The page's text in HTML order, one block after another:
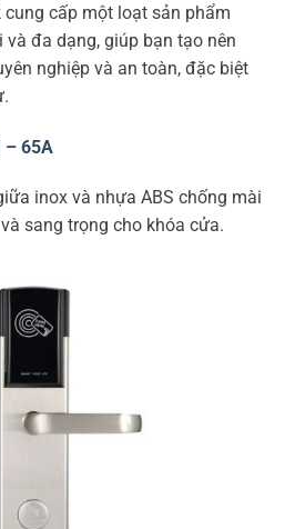
cấp một loạt sản phẩm
đa dạng, giúp bạn tạo nên
nghiệp và an toàn, đặc biệt
– 65A
inox và nhựa ABS chống mài
sang trọng cho khóa cửa.